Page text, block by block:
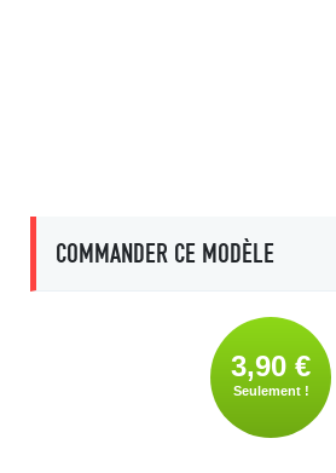
COMMANDER CE MODÈLE
3,90 €
Seulement !